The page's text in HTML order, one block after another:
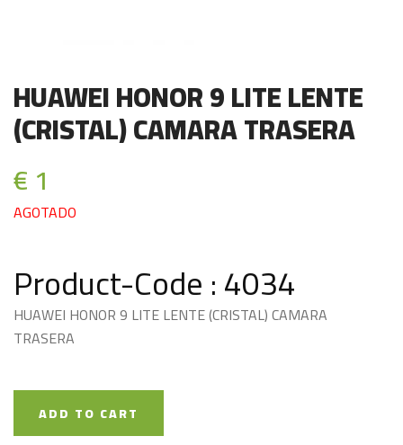
HUAWEI HONOR 9 LITE LENTE
(CRISTAL) CAMARA TRASERA
€ 1
AGOTADO
Product-Code : 4034
HUAWEI HONOR 9 LITE LENTE (CRISTAL) CAMARA
TRASERA
ADD TO CART